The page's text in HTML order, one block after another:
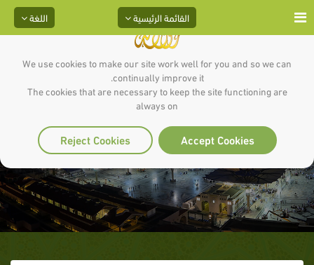
We use cookies to make our site work well for you and so we can
continually improve it.
The cookies that are necessary to keep the site functioning are
always on
Accept Cookies
Reject Cookies
اللغة القائمة الرئيسية
معجزاته مع الطعام